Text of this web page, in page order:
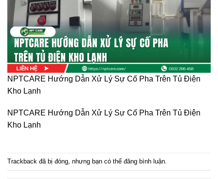
NPTCARE Hướng Dẫn Xử Lý Sự Cố Pha Trên Tủ Điện
Kho Lạnh
NPTCARE Hướng Dẫn Xử Lý Sự Cố Pha Trên Tủ Điện
Kho Lạnh
Trackback đã bị đóng, nhưng bạn có thể đăng bình luận